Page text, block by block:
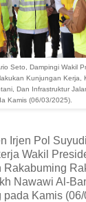
Seto, Dampingi Wakil
Kunjungan Kerja,
Dan Infrastruktur
Kamis (06/03/2025).
Irjen Pol
Wakil
Rakabuming
Nawawi Al-
Kamis (06/